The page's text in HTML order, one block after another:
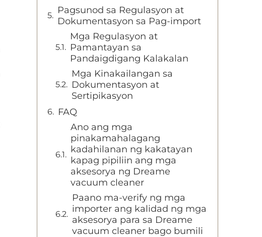
Pagsunod sa Regulasyon at
Dokumentasyon sa Pag-import
Mga Regulasyon at
Pamantayan sa
Pandaigdigang Kalakalan
Mga Kinakailangan sa
Dokumentasyon at
Sertipikasyon
FAQ
Ano ang mga
pinakamahalagang
kadahilanan ng kakatayan
kapag pipiliin ang mga
aksesorya ng Dreame
vacuum cleaner
Paano ma-verify ng mga
importer ang kalidad ng mga
aksesorya para sa Dreame
vacuum cleaner bago bumili